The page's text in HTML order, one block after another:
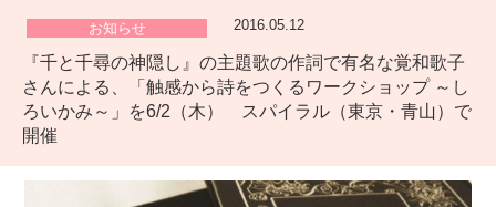
店舗検索
新着情報
お知らせ 2016.05.12
『千と千尋の神隠し』の主題歌の作詞で有名な覚和歌子
さんによる、「触感から詩をつくるワークショップ ～し
ろいかみ～」を6/2（木） スパイラル（東京・青山）で
開催